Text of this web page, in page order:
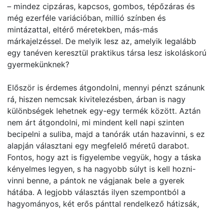
– mindez cipzáras, kapcsos, gombos, tépőzáras és
még ezerféle variációban, millió színben és
mintázattal, eltérő méretekben, más-más
márkajelzéssel. De melyik lesz az, amelyik legalább
egy tanéven keresztül praktikus társa lesz iskoláskorú
gyermekünknek?
Először is érdemes átgondolni, mennyi pénzt szánunk
rá, hiszen nemcsak kivitelezésben, árban is nagy
különbségek lehetnek egy-egy termék között. Aztán
nem árt átgondolni, mi mindent kell napi szinten
becipelni a suliba, majd a tanórák után hazavinni, s ez
alapján választani egy megfelelő méretű darabot.
Fontos, hogy azt is figyelembe vegyük, hogy a táska
kényelmes legyen, s ha nagyobb súlyt is kell hozni-
vinni benne, a pántok ne vágjanak bele a gyerek
hátába. A legjobb választás ilyen szempontból a
hagyományos, két erős pánttal rendelkező hátizsák,